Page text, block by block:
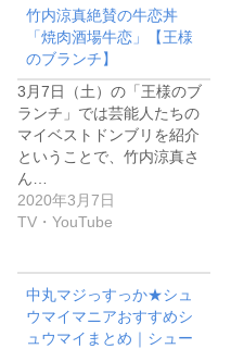
竹内涼真絶賛の牛恋丼
「焼肉酒場牛恋」【王様
のブランチ】
3月7日（土）の「王様のブ
ランチ」では芸能人たちの
マイベストドンブリを紹介
ということで、竹内涼真さ
ん…
2020年3月7日
TV・YouTube
中丸マジっすっか★シュ
ウマイマニアおすすめシ
ュウマイまとめ｜シュー